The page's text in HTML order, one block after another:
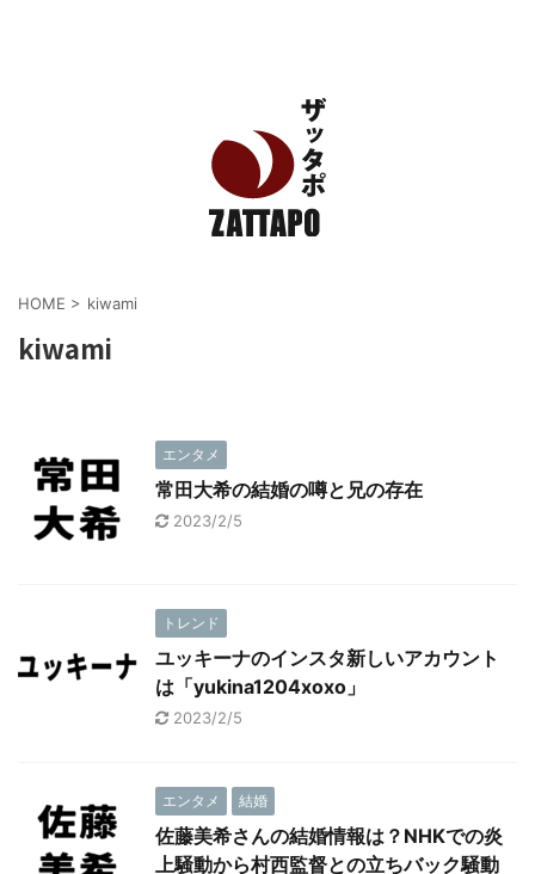
HOME > kiwami
kiwami
エンタメ
常田大希の結婚の噂と兄の存在
2023/2/5
トレンド
ユッキーナのインスタ新しいアカウント
は「yukina1204xoxo」
2023/2/5
エンタメ 結婚
佐藤美希さんの結婚情報は？NHKでの炎
上騒動から村西監督との立ちバック騒動